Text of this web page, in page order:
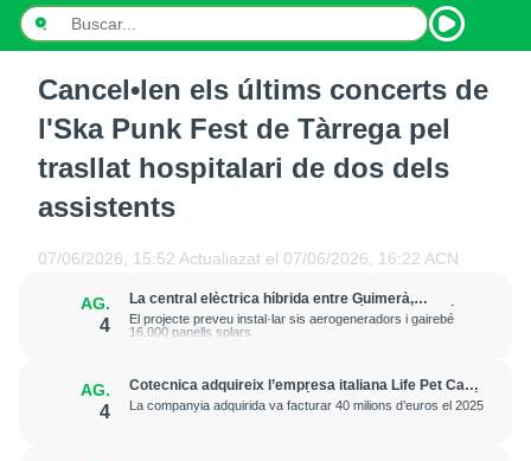
NOTÍCIES
PROGRAMES
ESPORTS
Cancel•len els últims concerts de
l'Ska Punk Fest de Tàrrega pel
trasllat hospitalari de dos dels
assistents
07/06/2026, 15:52 Actualiazat el 07/06/2026, 16:22 ACN
AG.
4
La central elèctrica híbrida entre Guimerà,
Ciutadilla i Passanant i Belltall obté la declaració
ambiental favorable
El projecte preveu instal·lar sis aerogeneradors i gairebé
16.000 panells solars
AG.
4
Cotecnica adquireix l’empresa italiana Life Pet Care
i “reforça la seva expansió europea” en alimentació
animal
La companyia adquirida va facturar 40 milions d’euros el 2025